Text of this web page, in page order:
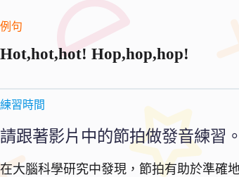
例句
Hot,hot,hot! Hop,hop,hop!
練習時間
請跟著影片中的節拍做發音練習。
在大腦科學研究中發現，節拍有助於準確